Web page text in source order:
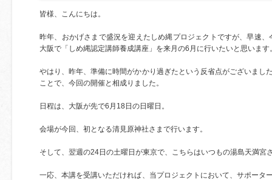
皆様、こんにちは。
昨年、おかげさまで盛況を迎えたしめ縄プロジェクトですが、早速
大阪で「しめ縄認定講師養成講座」を来月の6月に行いたいと思います
やはり、昨年、準備に時間がかかり過ぎたという反省点がございまし
ことで、今回の開催と相成りました。
日程は、大阪が先で6月18日の日曜日。
会場が今回、初となる清見原神社さまで行います。
そして、翌週の24日の土曜日が東京で、こちらはいつもの湯島天満宮
一応、本講を受講いただければ、当プロジェクトにおいて、サポータ